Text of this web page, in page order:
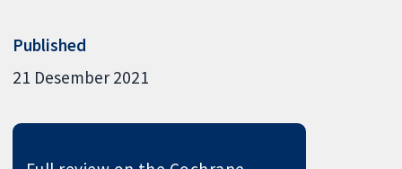
Published
21 Desember 2021